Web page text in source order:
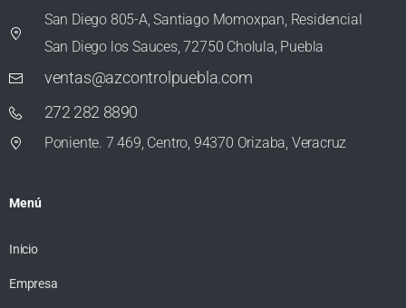
San Diego 805-A, Santiago Momoxpan, Residencial
San Diego los Sauces, 72750 Cholula, Puebla
ventas@azcontrolpuebla.com
272 282 8890
Poniente. 7 469, Centro, 94370 Orizaba, Veracruz
Menú
Inicio
Empresa